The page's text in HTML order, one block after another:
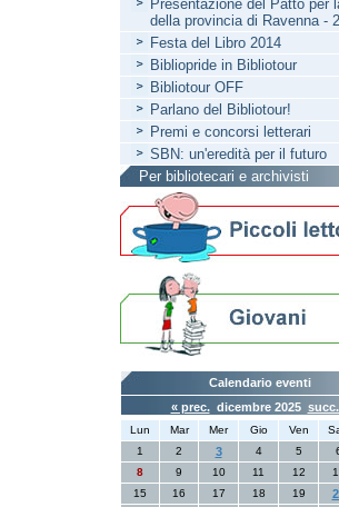
Presentazione del Patto per
della provincia di Ravenna -
Festa del Libro 2014
Bibliopride in Bibliotour
Bibliotour OFF
Parlano del Bibliotour!
Premi e concorsi letterari
SBN: un'eredità per il futuro
Per bibliotecari e archivisti
Calendario eventi
« prec.dicembre 2025
Lun Mar Mer Gio Ven
1
2 3 4 5
8
9 10 11 12
15
16 17 18 19